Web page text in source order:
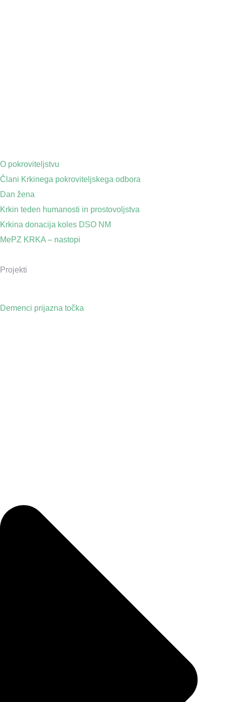
O pokroviteljstvu
Člani Krkinega pokroviteljskega odbora
Dan žena
Krkin teden humanosti in prostovoljstva
Krkina donacija koles DSO NM
MePZ KRKA – nastopi
Projekti
Demenci prijazna točka